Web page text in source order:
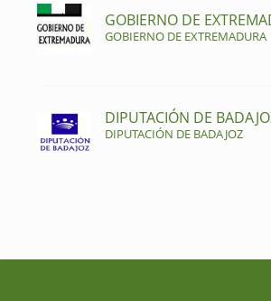
GOBIERNO DE
GOBIERNO DE EXTREMADURA
DIPUTACIÓN DE
DIPUTACIÓN DE BADAJOZ